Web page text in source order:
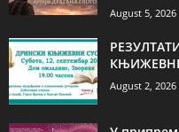
August 5, 2026
August 2, 2026